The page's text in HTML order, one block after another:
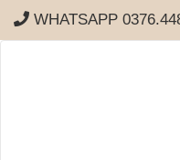
WHATSAPP